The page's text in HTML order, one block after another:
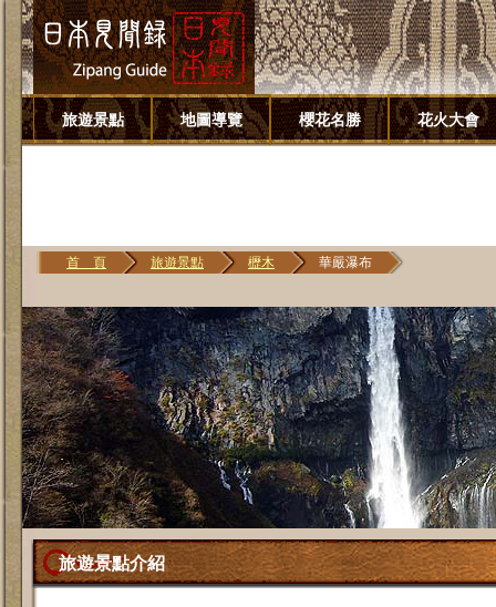
旅遊景點 地圖導覽 櫻花名勝 花火大會
首 頁 旅遊景點 櫪木 華嚴瀑布
旅遊景點介紹